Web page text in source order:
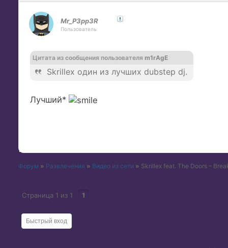
Mr_P3pp3R
Пользователь
Цитата из сообщения пользователя m1rAgE
Skrillex один из лучших dubstep dj.
Лучший*
Форум » Развлечения » Видео из сети » Skrillex feat. The Doors –
Страница 1 из 1 1